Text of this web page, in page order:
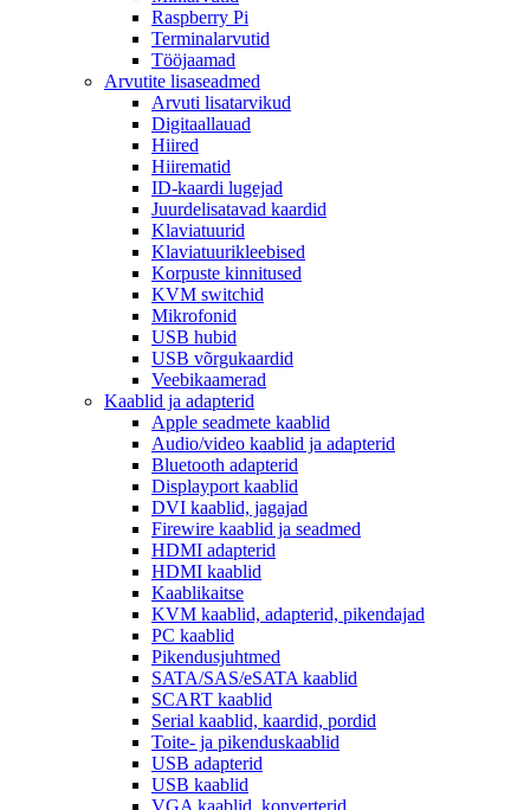
Raspberry Pi
Terminalarvutid
Tööjaamad
Arvutite lisaseadmed
Arvuti lisatarvikud
Digitaallauad
Hiired
Hiirematid
ID-kaardi lugejad
Juurdelisatavad kaardid
Klaviatuurid
Klaviatuurikleebised
Korpuste kinnitused
KVM switchid
Mikrofonid
USB hubid
USB võrgukaardid
Veebikaamerad
Kaablid ja adapterid
Apple seadmete kaablid
Audio/video kaablid ja adapterid
Bluetooth adapterid
Displayport kaablid
DVI kaablid, jagajad
Firewire kaablid ja seadmed
HDMI adapterid
HDMI kaablid
Kaablikaitse
KVM kaablid, adapterid, pikendajad
PC kaablid
Pikendusjuhtmed
SATA/SAS/eSATA kaablid
SCART kaablid
Serial kaablid, kaardid, pordid
Toite- ja pikenduskaablid
USB adapterid
USB kaablid
VGA kaablid, konverterid